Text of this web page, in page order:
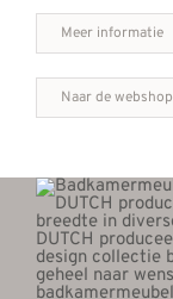
Meer informatie
Naar de webshop